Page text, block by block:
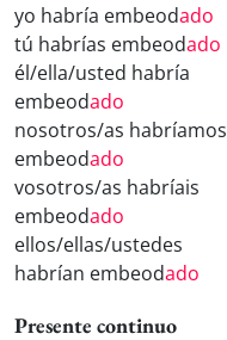
yo habría embeodado
tú habrías embeodado
él/ella/usted habría
embeodado
nosotros/as habríamos
embeodado
vosotros/as habríais
embeodado
ellos/ellas/ustedes
habrían embeodado
Presente continuo